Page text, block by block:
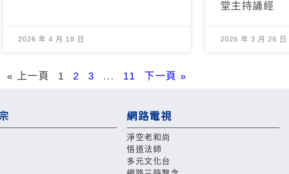
2026 年 4 月 18 日
堂主持誦經
2026 年 3 月 26 日
« 上一頁 1 2 3 ... 11 下一頁 »
網路電視
淨空老和尚
悟道法師
多元文化台